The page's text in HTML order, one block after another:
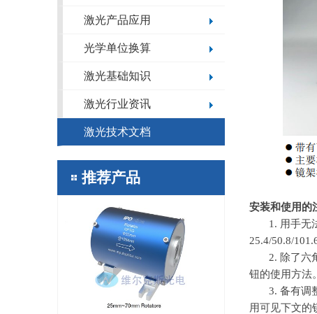
激光产品应用
光学单位换算
激光基础知识
激光行业资讯
激光技术文档
推荐产品
安装和使用的
1. 用手无
25.4/50.8/
2. 除了六
钮的使用方法。
3. 备有调
用可见下文的